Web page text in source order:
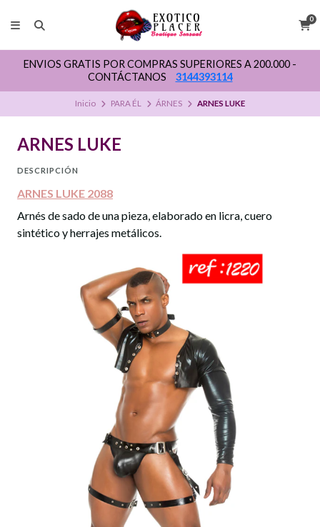
0
ENVIOS GRATIS POR COMPRAS SUPERIORES A 200.000 -
CONTÁCTANOS
3144393114
Inicio PARA ÉL ÁRNES ARNES LUKE
ARNES LUKE
DESCRIPCIÓN
ARNES LUKE 2088
Arnés de sado de una pieza, elaborado en licra, cuero
sintético y herrajes metálicos.